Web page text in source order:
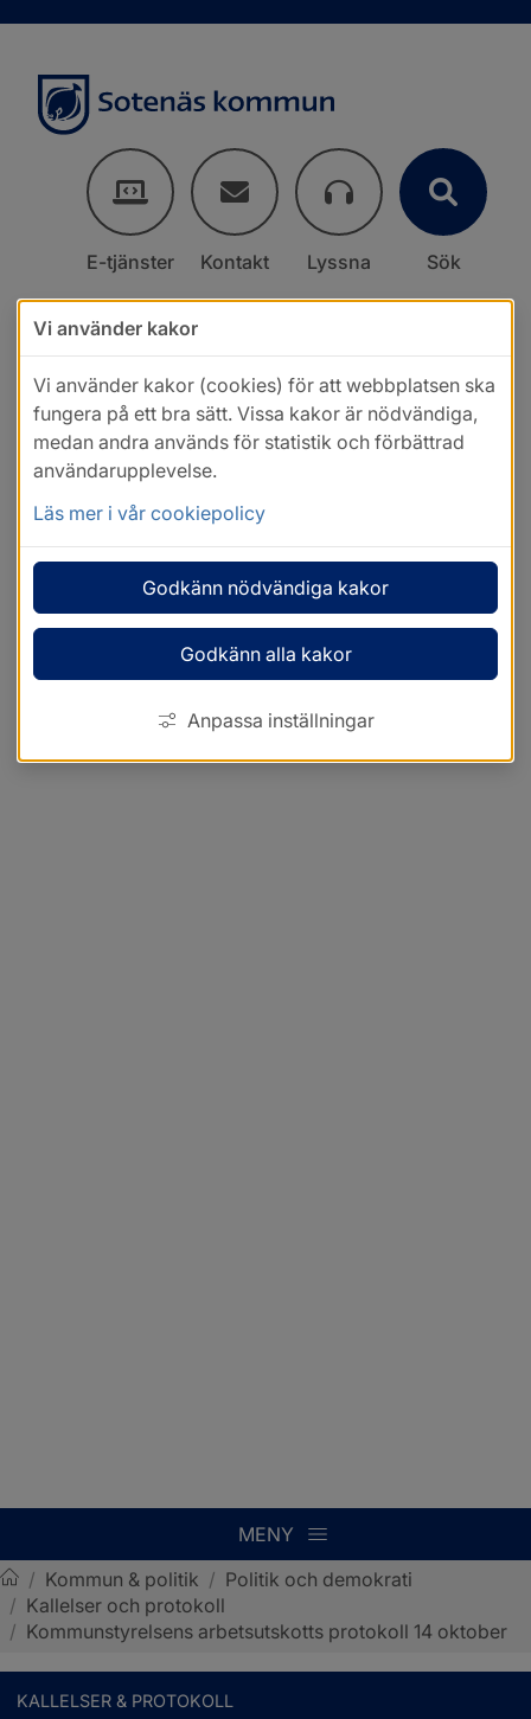
E-tjänster Kontakt Lyssna Sök
MENY
Sotenäs kommun
/ Kommun & politik / Politik och demokrati
/ Kallelser och protokoll
/ Kommunstyrelsens arbetsutskotts protokoll 14 oktober
KALLELSER & PROTOKOLL
Vi använder kakor
Vi använder kakor (cookies) för att webbplatsen ska
fungera på ett bra sätt. Vissa kakor är nödvändiga,
medan andra används för statistik och förbättrad
användarupplevelse.
Läs mer i vår cookiepolicy
Godkänn nödvändiga kakor
Godkänn alla kakor
Anpassa inställningar